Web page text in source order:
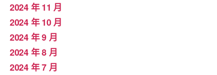
2024 年 11 月
2024 年 10 月
2024 年 9 月
2024 年 8 月
2024 年 7 月